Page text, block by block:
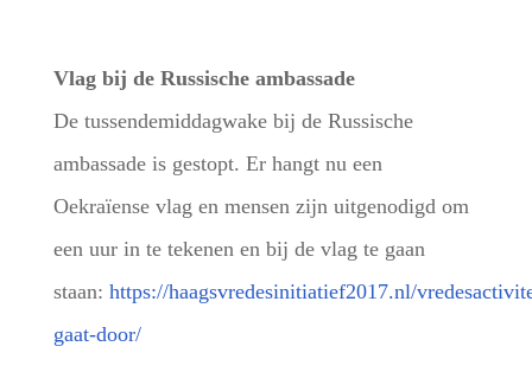
Vlag bij de Russische ambassade
De tussendemiddagwake bij de Russische
ambassade is gestopt. Er hangt nu een
Oekraïense vlag en mensen zijn uitgenodigd om
een uur in te tekenen en bij de vlag te gaan
staan: https://haagsvredesinitiatief2017.nl/
gaat-door/